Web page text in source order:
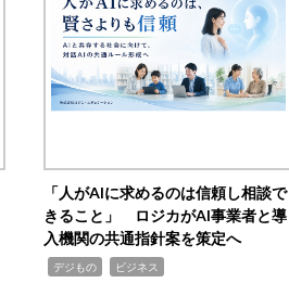
「人がAIに求めるのは信頼し相談で
きること」 ロジカがAI事業者と導
入機関の共通指針案を策定へ
デジもの ビジネス